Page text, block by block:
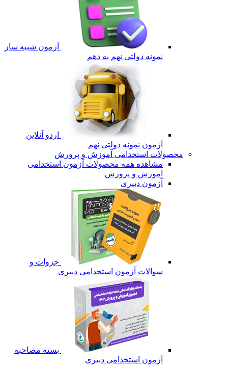
آزمون شبیه ساز
نمونه دولتی نهم به دهم
اردو آنلاین
آزمون نمونه دولتی نهم
محصولات استخدامی آموزش و پرورش
مشاهده همه محصولات آزمون استخدامی
اموزش و پرورش
آزمون دبیری
جزوات و
سوالات آزمون استخدامی دبیری
بسته مصاحبه
آزمون استخدامی دبیری